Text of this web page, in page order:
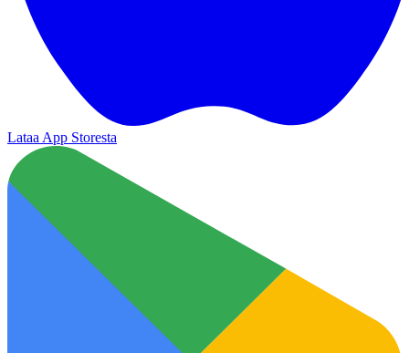
Lataa App Storesta